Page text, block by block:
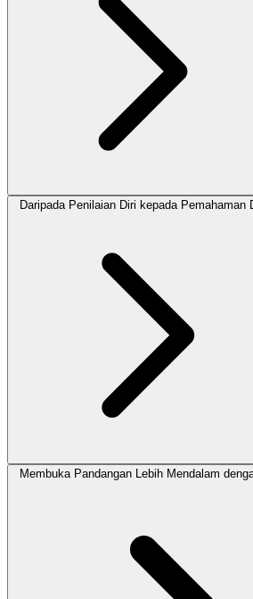
Daripada Penilaian Diri kepada Pemahaman
Membuka Pandangan Lebih Mendalam